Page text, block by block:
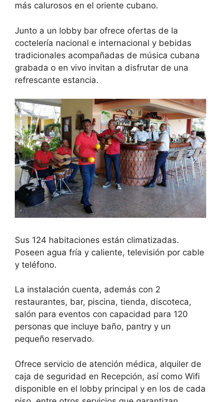
más calurosos en el oriente cubano.
Junto a un lobby bar ofrece ofertas de la
coctelería nacional e internacional y bebidas
tradicionales acompañadas de música cubana
grabada o en vivo invitan a disfrutar de una
refrescante estancia.
Sus 124 habitaciones están climatizadas.
Poseen agua fría y caliente, televisión por cable
y teléfono.
La instalación cuenta, además con 2
restaurantes, bar, piscina, tienda, discoteca,
salón para eventos con capacidad para 120
personas que incluye baño, pantry y un
pequeño reservado.
Ofrece servicio de atención médica, alquiler de
caja de seguridad en Recepción, así como Wifi
disponible en el lobby principal y en los de cada